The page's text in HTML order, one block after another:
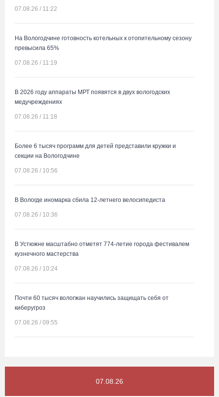
07.08.26 / 11:22
На Вологодчине готовность котельных к отопительному сезону
превысила 65%
07.08.26 / 11:19
В 2026 году аппараты МРТ появятся в двух вологодских
медучреждениях
07.08.26 / 11:18
Более 6 тысяч программ для детей представили кружки и
секции на Вологодчине
07.08.26 / 10:56
В Вологде иномарка сбила 12-летнего велосипедиста
07.08.26 / 10:36
В Устюжне масштабно отметят 774-летие города фестивалем
кузнечного мастерства
07.08.26 / 10:24
Почти 60 тысяч вологжан научились защищать себя от
киберугроз
07.08.26 / 09:55
07.08.26